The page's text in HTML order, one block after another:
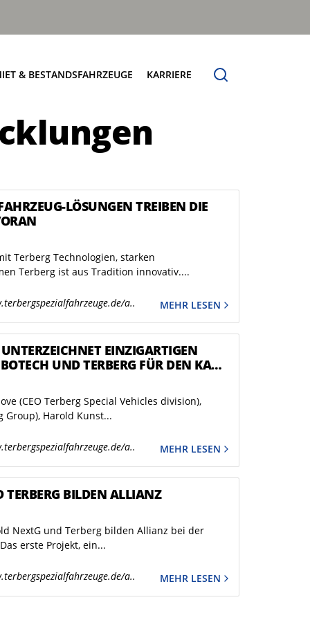
& BESTANDSFAHRZEUGE
Verfügbare Fahrzeuge
Try & Buy
KARRIERE
LÖSUNGEN TREIBEN DIE
Terberg Technologien, starken
Terberg ist aus Tradition innovativ....
a.. MEHR LESEN
EINZIGARTIGEN
UND TERBERG FÜR DEN KAUF
(CEO Terberg Special Vehicles division),
Group), Harold Kunst...
a.. MEHR LESEN
BILDEN ALLIANZ
NextG und Terberg bilden Allianz bei der
erste Projekt, ein...
a.. MEHR LESEN